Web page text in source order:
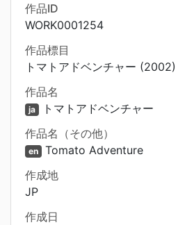
作品ID
WORK0001254
作品標目
トマトアドベンチャー (2002)
作品名
ja トマトアドベンチャー
作品名（その他）
en Tomato Adventure
作成地
JP
作成日